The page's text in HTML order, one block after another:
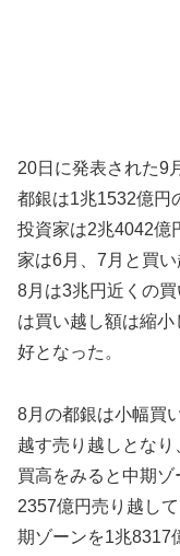
20日に発表された9
都銀は1兆1532億円
投資家は2兆4042億
家は6月、7月と買い
8月は3兆円近くの
は買い越し額は縮
好となった。
8月の都銀は小幅買
越す売り越しとな
買高をみると中期
2357億円売り越し
期ゾーンを1兆8317